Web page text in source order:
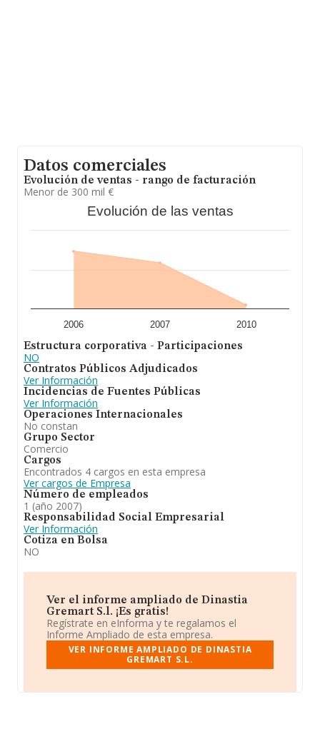
Datos comerciales
Evolución de ventas - rango de facturación
Menor de 300 mil €
Evolución de las ventas
2006 2007 2010
Estructura corporativa - Participaciones
NO
Contratos Públicos Adjudicados
Ver Información
Incidencias de Fuentes Públicas
Ver Información
Operaciones Internacionales
No constan
Grupo Sector
Comercio
Cargos
Encontrados 4 cargos en esta empresa
Ver cargos de Empresa
Número de empleados
1 (año 2007)
Responsabilidad Social Empresarial
Ver Información
Cotiza en Bolsa
NO
Ver el informe ampliado de Dinastia
Gremart S.l. ¡Es gratis!
Regístrate en eInforma y te regalamos el
Informe Ampliado de esta empresa.
VER INFORME AMPLIADO DE DINASTIA
GREMART S.L.